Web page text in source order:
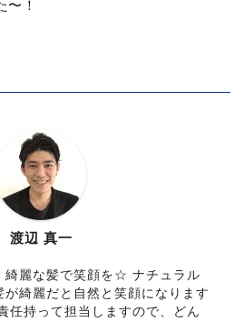
〜！
渡辺 真一
綺麗な髪で笑顔を☆ ナチュラル
が綺麗だと自然と笑顔になります
任持って担当しますので、どん